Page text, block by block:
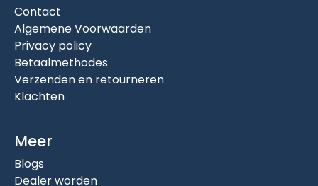
Contact
Algemene Voorwaarden
Privacy policy
Betaalmethodes
Verzenden en retourneren
Klachten
Meer
Blogs
Dealer worden